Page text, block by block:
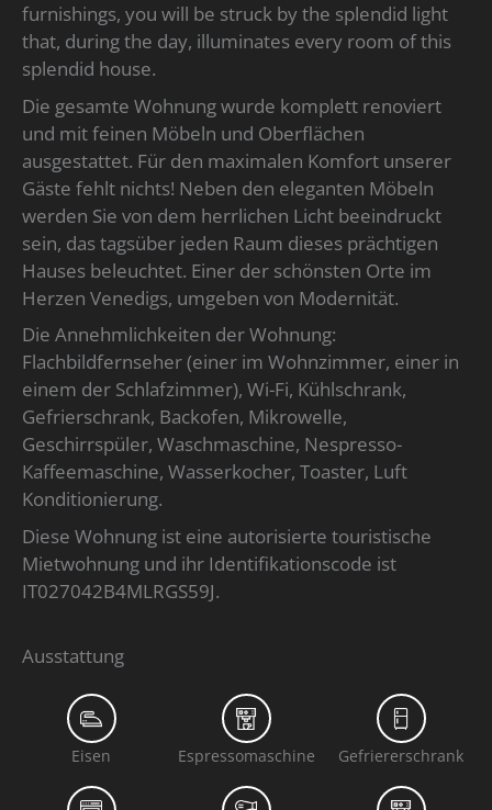
furnishings, you will be struck by the splendid light
that, during the day, illuminates every room of this
splendid house.
Die gesamte Wohnung wurde komplett renoviert
und mit feinen Möbeln und Oberflächen
ausgestattet. Für den maximalen Komfort unserer
Gäste fehlt nichts! Neben den eleganten Möbeln
werden Sie von dem herrlichen Licht beeindruckt
sein, das tagsüber jeden Raum dieses prächtigen
Hauses beleuchtet. Einer der schönsten Orte im
Herzen Venedigs, umgeben von Modernität.
Die Annehmlichkeiten der Wohnung:
Flachbildfernseher (einer im Wohnzimmer, einer in
einem der Schlafzimmer), Wi-Fi, Kühlschrank,
Gefrierschrank, Backofen, Mikrowelle,
Geschirrspüler, Waschmaschine, Nespresso-
Kaffeemaschine, Wasserkocher, Toaster, Luft
Konditionierung.
Diese Wohnung ist eine autorisierte touristische
Mietwohnung und ihr Identifikationscode ist
IT027042B4MLRGS59J.
Ausstattung
Eisen Espressomaschine Gefriererschrank